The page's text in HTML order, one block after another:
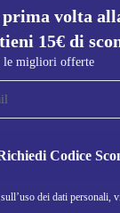
da una rasatura
per te.
volta
15€ di
le migliori offerte
Codice
dei dati personali,
Scarica l'app di
Per iOS e Android
ITALIA -
SEGUICI SU